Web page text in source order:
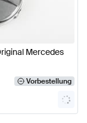
Mercedes
Vorbestellung